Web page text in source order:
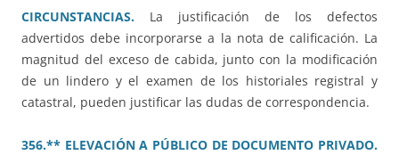
CIRCUNSTANCIAS. La justificación de los defectos
advertidos debe incorporarse a la nota de calificación. La
magnitud del exceso de cabida, junto con la modificación
de un lindero y el examen de los historiales registral y
catastral, pueden justificar las dudas de correspondencia.
356.** ELEVACIÓN A PÚBLICO DE DOCUMENTO PRIVADO.